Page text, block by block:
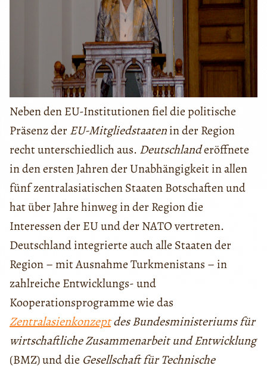
Neben den EU-Institutionen fiel die politische
Präsenz derEU-Mitgliedstaatenin der Region
recht unterschiedlich aus. Deutschlanderöffnete
in den ersten Jahren der Unabhängigkeit in allen
fünf zentralasiatischen Staaten Botschaften und
hat über Jahre hinweg in der Region die
Interessen der EU und der NATO vertreten.
Deutschland integrierte auch alle Staaten der
Region – mit Ausnahme Turkmenistans – in
zahlreiche Entwicklungs- und
Kooperationsprogramme wie das
ZentralasienkonzeptdesBundesministeriums für
wirtschaftliche Zusammenarbeit und Entwicklung
(BMZ) und die Gesellschaft für Technische